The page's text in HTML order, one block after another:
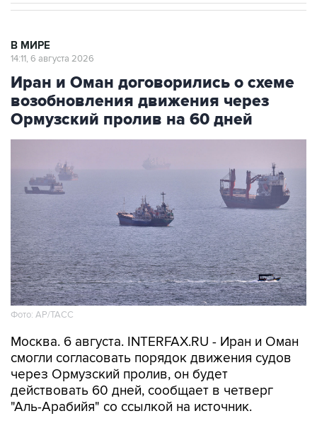
В МИРЕ
14:11, 6 августа 2026
Иран и Оман договорились о схеме
возобновления движения через
Ормузский пролив на 60 дней
Фото: AP/ТАСС
Москва. 6 августа. INTERFAX.RU - Иран и Оман
смогли согласовать порядок движения судов
через Ормузский пролив, он будет
действовать 60 дней, сообщает в четверг
"Аль-Арабийя" со ссылкой на источник.